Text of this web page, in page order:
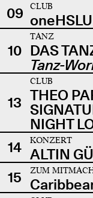
09
CLUB
10
TANZ
DAS
Tanz-
13
CLUB
THEO
NIGHT
14
KONZERT
ALTIN
15
ZUM